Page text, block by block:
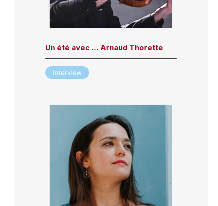
Un été avec … Arnaud Thorette
Interview